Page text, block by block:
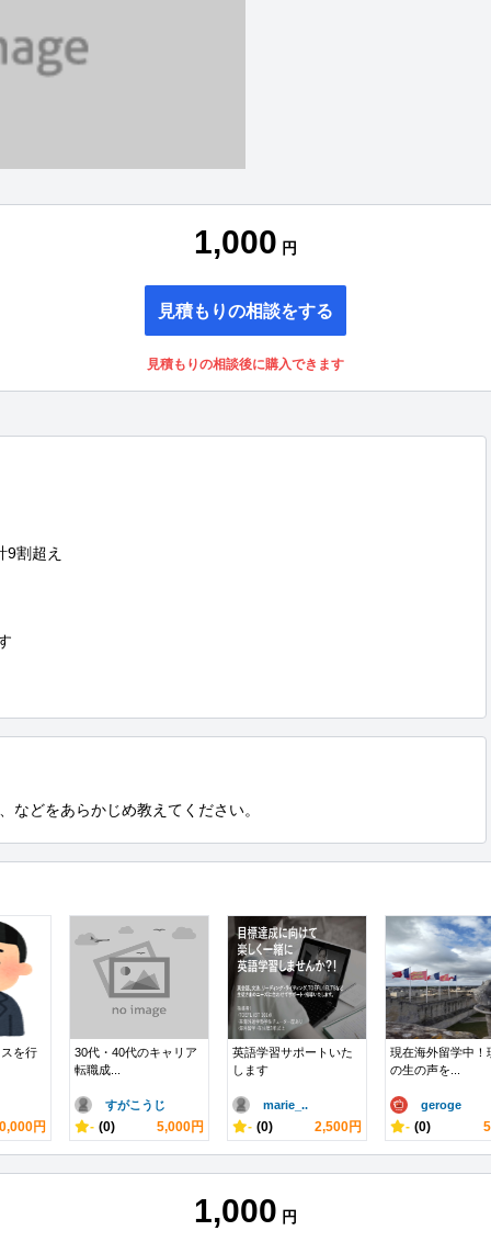
1,000 円
見積もりの相談をする
見積もりの相談後に購入できます
9割超え
などをあらかじめ教えてください。
を行
円
30代・40代のキャリア
転職成...
すがこうじ
- (0) 5,000円
英語学習サポートいた
します
marie_..
- (0) 2,500円
現在海外留学中！
の生の声を...
geroge
- (0)
1,000 円